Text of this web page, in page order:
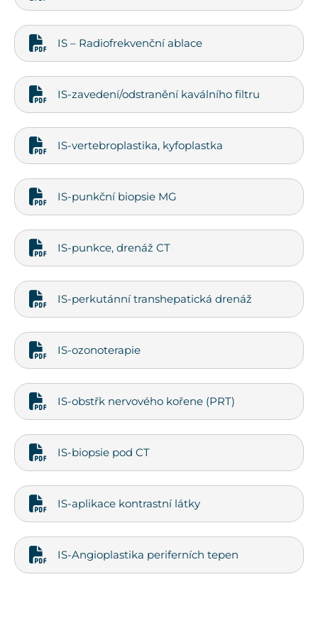
IS – Radiofrekvenční ablace
IS-zavedení/odstranění kaválního filtru
IS-vertebroplastika, kyfoplastka
IS-punkční biopsie MG
IS-punkce, drenáž CT
IS-perkutánní transhepatická drenáž
IS-ozonoterapie
IS-obstřk nervového kořene (PRT)
IS-biopsie pod CT
IS-aplikace kontrastní látky
IS-Angioplastika periferních tepen